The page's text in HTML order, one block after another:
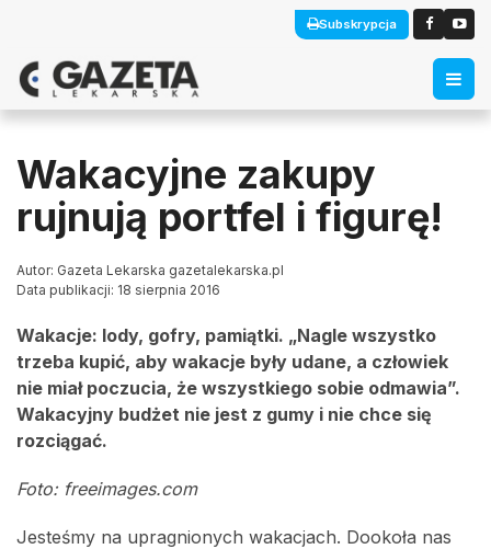
Subskrypcja
Wakacyjne zakupy
rujnują portfel i figurę!
Autor: Gazeta Lekarska gazetalekarska.pl
Data publikacji: 18 sierpnia 2016
Wakacje: lody, gofry, pamiątki. „Nagle wszystko
trzeba kupić, aby wakacje były udane, a człowiek
nie miał poczucia, że wszystkiego sobie odmawia”.
Wakacyjny budżet nie jest z gumy i nie chce się
rozciągać.
Foto: freeimages.com
Jesteśmy na upragnionych wakacjach. Dookoła nas